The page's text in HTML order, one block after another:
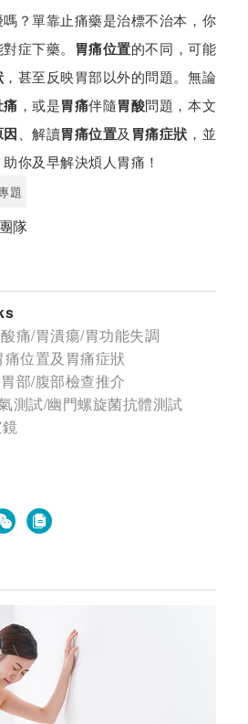
？單靠止痛藥是治標不治本，你
症下藥。 胃痛位置的不同，可能
，甚至反映胃部以外的問題。無論
痛 ，或是胃痛伴隨胃酸問題，本文
、解讀胃痛位置及 胃痛症狀 ，並
你及早解決煩人胃痛！
題
隊
痛/胃潰瘍/胃功能失調
位置及胃痛症狀
部/腹部檢查推介
測試/幽門螺旋菌抗體測試